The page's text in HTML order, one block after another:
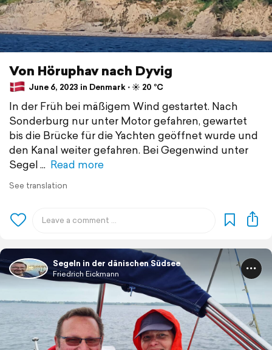
Von Höruphav nach Dyvig
June 6, 2023 in Denmark ⋅ ☀️ 20 °C
In der Früh bei mäßigem Wind gestartet. Nach
Sonderburg nur unter Motor gefahren, gewartet
bis die Brücke für die Yachten geöffnet wurde und
den Kanal weiter gefahren. Bei Gegenwind unter
Segel
Read more
See translation
Segeln in der dänischen Südsee
Friedrich Eickmann